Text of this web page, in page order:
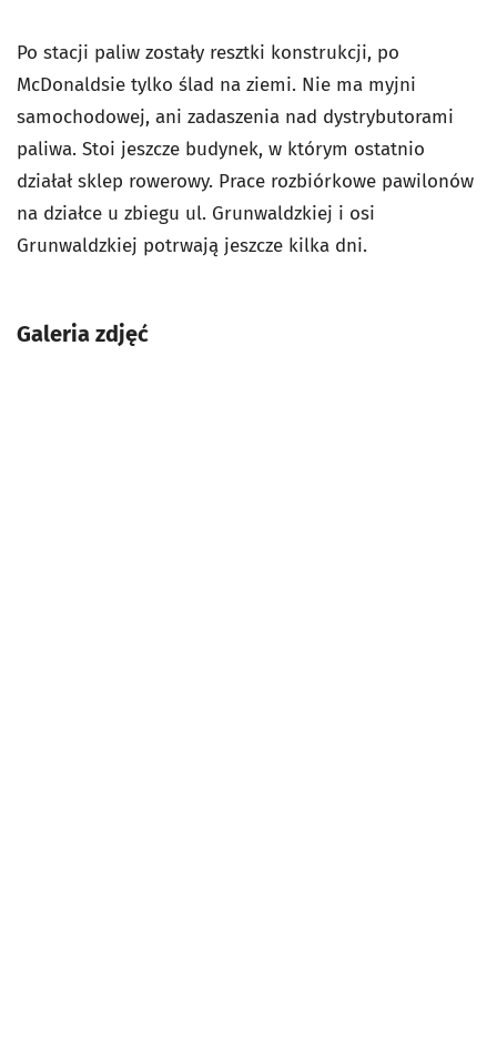
Po stacji paliw zostały resztki konstrukcji, po
McDonaldsie tylko ślad na ziemi. Nie ma myjni
samochodowej, ani zadaszenia nad dystrybutorami
paliwa. Stoi jeszcze budynek, w którym ostatnio
działał sklep rowerowy. Prace rozbiórkowe pawilonów
na działce u zbiegu ul. Grunwaldzkiej i osi
Grunwaldzkiej potrwają jeszcze kilka dni.
Galeria zdjęć